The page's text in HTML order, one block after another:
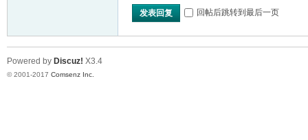
发表回复 回帖后跳转到最后一页
Powered by Discuz! X3.4
© 2001-2017 Comsenz Inc.